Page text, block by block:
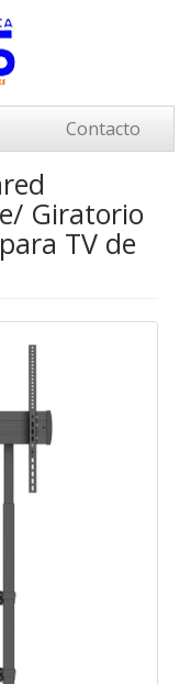
Contacto
Giratorio
TV de